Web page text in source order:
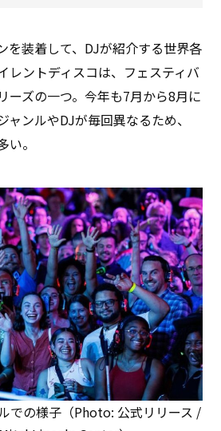
を装着して、DJが紹介する世界各
レントディスコは、フェスティバ
ーズの一つ。今年も7月から8月に
ンルやDJが毎回異なるため、
。
での様子（Photo: 公式リリース /